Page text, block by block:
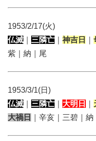
1953/2/17(火)
仏滅
三隣亡 神吉日
紫｜納｜尾
1953/3/1(日)
仏滅
三隣亡 大明日
大禍日
｜辛亥｜三碧｜納